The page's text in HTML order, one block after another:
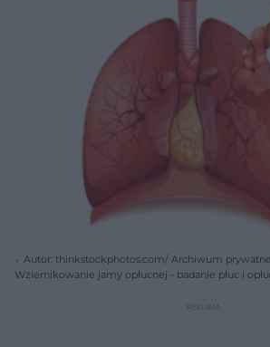
Autor: thinkstockphotos.com/ Archiwum prywatne
Wziernikowanie jamy opłucnej - badanie płuc i